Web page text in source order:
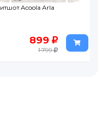
Свитшот Acoola Dakota
1 259
1 799